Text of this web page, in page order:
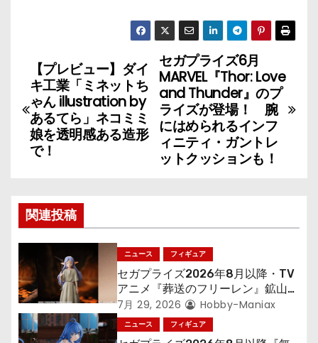
投
稿
ナ
ビ
ー
シ
ョ
ン
セガプライズ6月
MARVEL『Thor: Love
and Thunder』のプ
ライズが登場！ 腕
にはめられるインフ
ィニティ・ガントレ
ットクッションも！
【プレビュー】ダイ
キ工業「ミネットち
ゃん illustration by
あるてら」ネコミミ
娘を透明感ある造形
で！
関連投稿
ニュース フィギュア
セガプライズ2026年8月以降・TV
アニメ『葬送のフリーレン』鉱山で
300年働くことになっっちゃった
「フリーレン」を立体化！
7月 29, 2026 Hobby-Maniax
ニュース フィギュア